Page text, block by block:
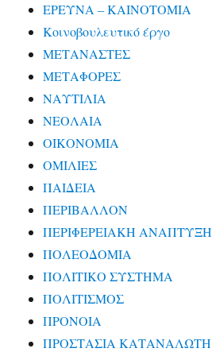
ΕΡΕΥΝΑ – ΚΑΙΝΟΤΟΜΙΑ
Κοινοβουλευτικό έργο
ΜΕΤΑΝΑΣΤΕΣ
ΜΕΤΑΦΟΡΕΣ
ΝΑΥΤΙΛΙΑ
ΝΕΟΛΑΙΑ
ΟΙΚΟΝΟΜΙΑ
ΟΜΙΛΙΕΣ
ΠΑΙΔΕΙΑ
ΠΕΡΙΒΑΛΛΟΝ
ΠΕΡΙΦΕΡΕΙΑΚΗ ΑΝΑΠΤΥΞΗ
ΠΟΛΕΟΔΟΜΙΑ
ΠΟΛΙΤΙΚΟ ΣΥΣΤΗΜΑ
ΠΟΛΙΤΙΣΜΟΣ
ΠΡΟΝΟΙΑ
ΠΡΟΣΤΑΣΙΑ ΚΑΤΑΝΑΛΩΤΗ